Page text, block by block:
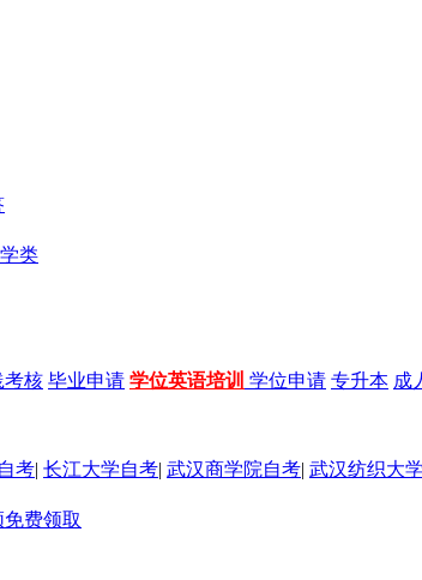
类
考核 毕业申请 学位英语培训 学位申请 专升本 成
考| 长江大学自考| 武汉商学院自考| 武汉纺织大